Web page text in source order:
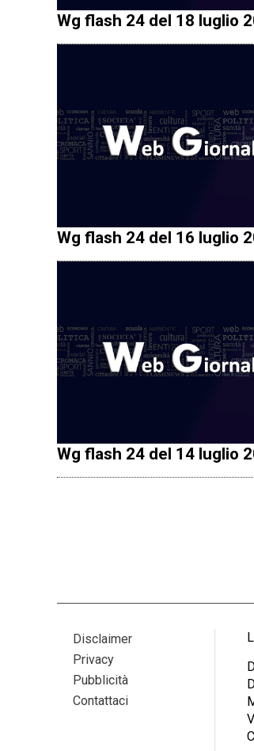
Wg flash 24 del 18 luglio
Wg flash 24 del 16 luglio
Wg flash 24 del 14 luglio
Disclaimer
Privacy
Pubblicità
Contattaci